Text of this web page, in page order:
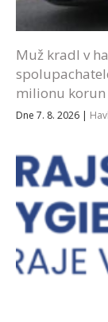
Muž kradl v
milionu korun
Dne 7. 8. 2026 |